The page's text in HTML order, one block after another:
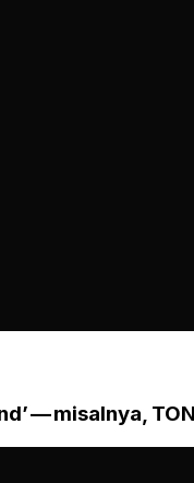
— misalnya,